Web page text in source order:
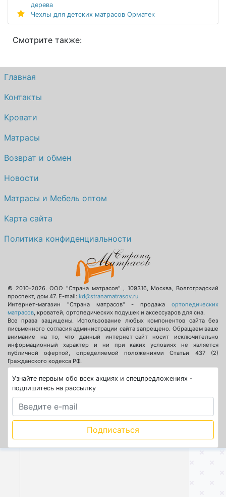
дерева
Чехлы для детских матрасов Орматек
Смотрите также:
Главная
Контакты
Кровати
Матрасы
Возврат и обмен
Новости
Матрасы и Мебель оптом
Карта сайта
Политика конфиденциальности
© 2010-2026.ООО "Страна матрасов" , 109316, Москва, Волгоградский
проспект, дом 47. E-mail: kd@stranamatrasov.ru
Интернет-магазин "Страна матрасов" - продажа ортопедических
матрасов, кроватей, ортопедических подушек и аксессуаров для сна.
Все права защищены. Использование любых компонентов сайта без
письменного согласия администрации сайта запрещено. Обращаем ваше
внимание на то, что данный интернет-сайт носит исключительно
информационный характер и ни при каких условиях не является
публичной офертой, определяемой положениями Статьи 437 (2)
Гражданского кодекса РФ.
Узнайте первым обо всех акциях и спецпредложениях -
подпишитесь на рассылку